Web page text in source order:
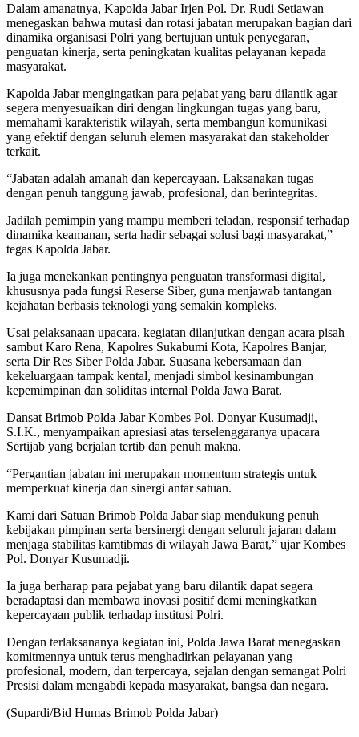
Dalam amanatnya, Kapolda Jabar Irjen Pol. Dr. Rudi Setiawan
menegaskan bahwa mutasi dan rotasi jabatan merupakan bagian dari
dinamika organisasi Polri yang bertujuan untuk penyegaran,
penguatan kinerja, serta peningkatan kualitas pelayanan kepada
masyarakat.
Kapolda Jabar mengingatkan para pejabat yang baru dilantik agar
segera menyesuaikan diri dengan lingkungan tugas yang baru,
memahami karakteristik wilayah, serta membangun komunikasi
yang efektif dengan seluruh elemen masyarakat dan stakeholder
terkait.
“Jabatan adalah amanah dan kepercayaan. Laksanakan tugas
dengan penuh tanggung jawab, profesional, dan berintegritas.
Jadilah pemimpin yang mampu memberi teladan, responsif terhadap
dinamika keamanan, serta hadir sebagai solusi bagi masyarakat,”
tegas Kapolda Jabar.
Ia juga menekankan pentingnya penguatan transformasi digital,
khususnya pada fungsi Reserse Siber, guna menjawab tantangan
kejahatan berbasis teknologi yang semakin kompleks.
Usai pelaksanaan upacara, kegiatan dilanjutkan dengan acara pisah
sambut Karo Rena, Kapolres Sukabumi Kota, Kapolres Banjar,
serta Dir Res Siber Polda Jabar. Suasana kebersamaan dan
kekeluargaan tampak kental, menjadi simbol kesinambungan
kepemimpinan dan soliditas internal Polda Jawa Barat.
Dansat Brimob Polda Jabar Kombes Pol. Donyar Kusumadji,
S.I.K., menyampaikan apresiasi atas terselenggaranya upacara
Sertijab yang berjalan tertib dan penuh makna.
“Pergantian jabatan ini merupakan momentum strategis untuk
memperkuat kinerja dan sinergi antar satuan.
Kami dari Satuan Brimob Polda Jabar siap mendukung penuh
kebijakan pimpinan serta bersinergi dengan seluruh jajaran dalam
menjaga stabilitas kamtibmas di wilayah Jawa Barat,” ujar Kombes
Pol. Donyar Kusumadji.
Ia juga berharap para pejabat yang baru dilantik dapat segera
beradaptasi dan membawa inovasi positif demi meningkatkan
kepercayaan publik terhadap institusi Polri.
Dengan terlaksananya kegiatan ini, Polda Jawa Barat menegaskan
komitmennya untuk terus menghadirkan pelayanan yang
profesional, modern, dan terpercaya, sejalan dengan semangat Polri
Presisi dalam mengabdi kepada masyarakat, bangsa dan negara.
(Supardi/Bid Humas Brimob Polda Jabar)